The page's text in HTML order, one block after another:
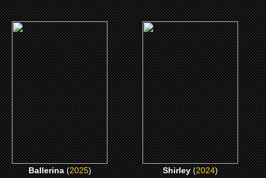
(2025)
Ballerina
CLICK ME
Ballerina(2025)
(2024)
Shirley
CLICK ME
Shirley(2024)